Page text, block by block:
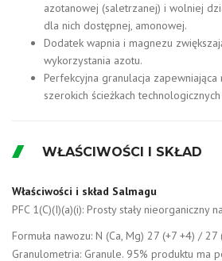
azotanowej (saletrzanej) i wolniej
dla nich dostępnej, amonowej.
Dodatek wapnia i magnezu
wykorzystania azotu.
Perfekcyjna granulacja
szerokich ścieżkach
WŁAŚCIWOŚCI I SKŁAD
Właściwości i skład Salmagu
PFC 1(C)(I)(a)(i): Prosty stały nieorganiczny
Formuła nawozu: N (Ca, Mg) 27 (+7 +4) / 27
Granulometria: Granule. 95% produktu ma